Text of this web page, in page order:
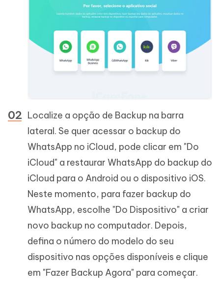
Localize a opção de Backup na barra
lateral. Se quer acessar o backup do
WhatsApp no iCloud, pode clicar em "Do
iCloud" a restaurar WhatsApp do backup do
iCloud para o Android ou o dispositivo iOS.
Neste momento, para fazer backup do
WhatsApp, escolhe "Do Dispositivo" a criar
novo backup no computador. Depois,
defina o número do modelo do seu
dispositivo nas opções disponíveis e clique
em "Fazer Backup Agora" para começar.